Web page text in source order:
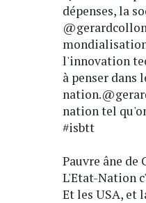
dépenses, la
l'innovation
à penser dans
nation tel
#isbtt
Pauvre âne de
L'Etat-Nation
Et les USA, et